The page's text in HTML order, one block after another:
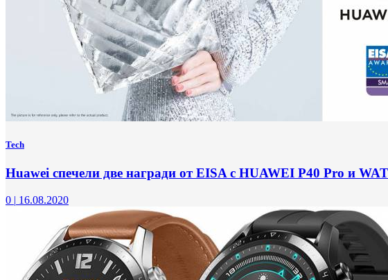
Tech
Huawei спечели две награди от EISA с HUAWEI P40 Pro и
0 | 16.08.2020